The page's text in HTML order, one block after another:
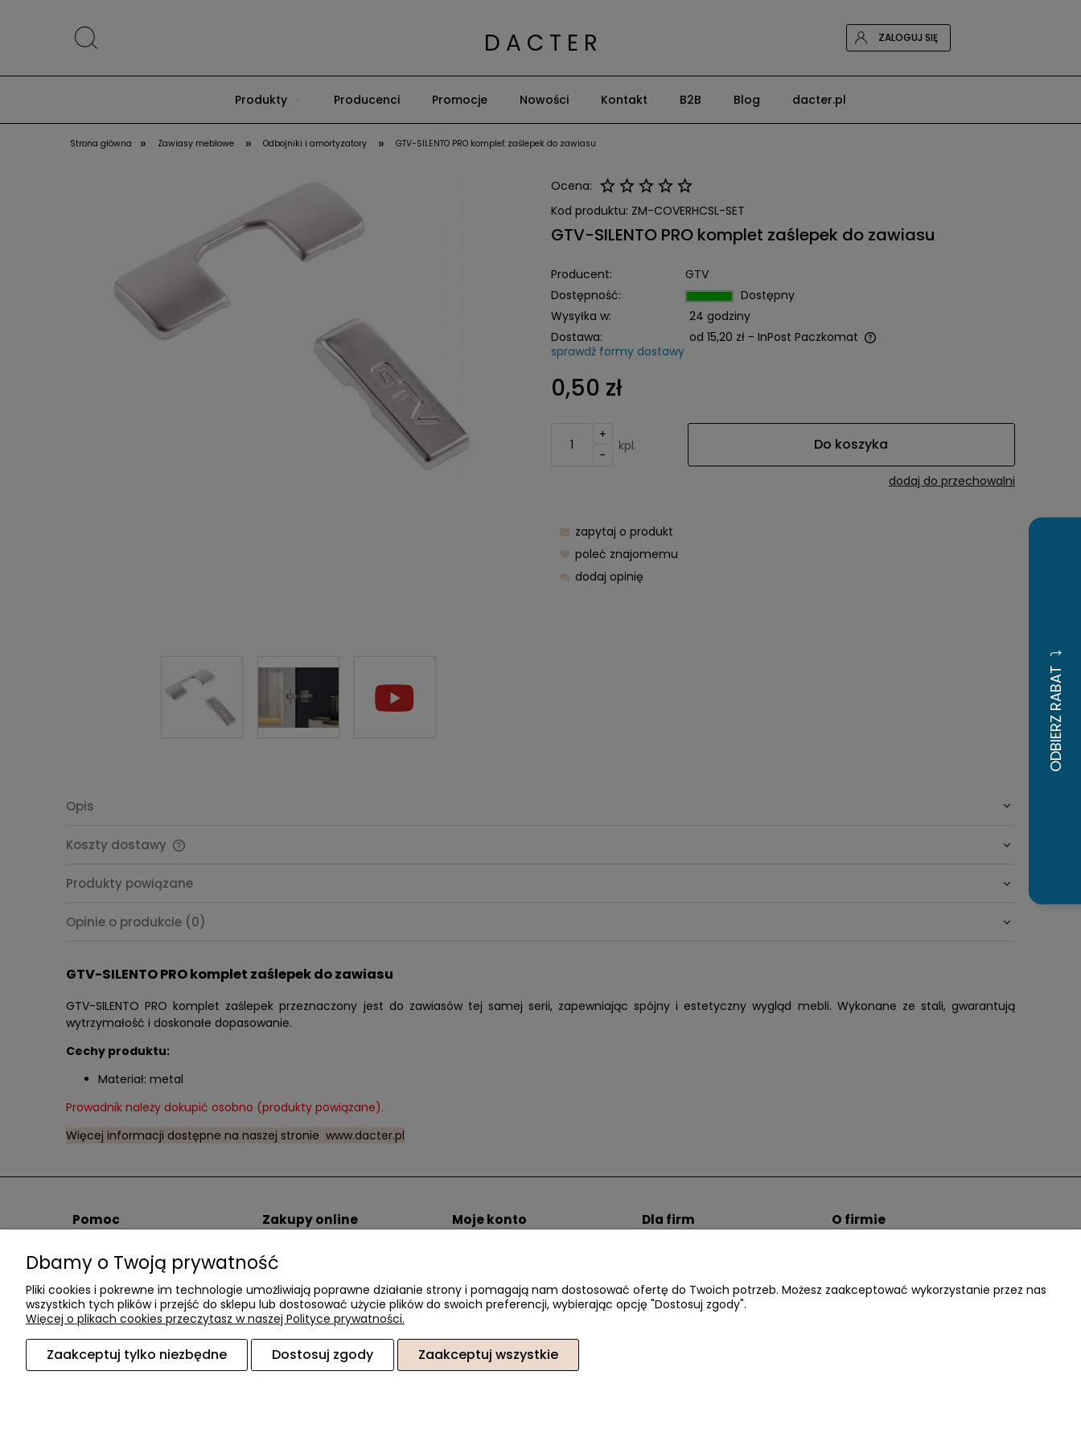
D A C T E R ZALOGUJ SIĘ
Produkty Producenci Promocje Nowości Kontakt B2B Blog dacter.pl
Strona główna » Zawiasy meblowe » Odbojniki i amortyzatory » GTV-SILENTO PRO komplet zaślepek do zawiasu
Ocena:
Kod produktu: ZM-COVERHCSL-SET
GTV-SILENTO PRO komplet zaślepek do zawiasu
Producent:
GTV
Dostępność:
Dostępny
Wysyłka w:
24 godziny
Dostawa:
od 15,20 zł - InPost Paczkomat
sprawdź formy dostawy
0,50 zł
+
-
kpl. Do koszyka
dodaj do przechowalni
zapytaj o produkt
poleć znajomemu
dodaj opinię
Opis
Koszty dostawy
Cena nie zawiera ewentualnych
Produkty powiązane
Opinie o produkcie (0)
GTV-SILENTO PRO komplet zaślepek do zawiasu
GTV-SILENTO PRO komplet zaślepek przeznaczony jest do zawiasów tej samej serii, zapewniając spójny i estetyczny wygląd mebli. Wykonane ze stali, gwarantują
wytrzymałość i doskonałe dopasowanie.
Cechy produktu:
Materiał: metal
Prowadnik należy dokupić osobno (produkty powiązane).
Więcej informacji dostępne na naszej stronie www.dacter.pl
Pomoc
Regulamin
Polityka Prywatności
Blog
Zakupy online
Sposoby płatności
Łatwe zwroty
Moje konto
Przechowalnia
Dla firm O firmie
dacter.pl
Akcesoria meblowe DAC TER | ul. Przepiórki 56, 02-410 Warszawa, woj. mazowieckie | E-mail:
Dbamy o Twoją prywatność
Pliki cookies i pokrewne im technologie umożliwiają poprawne działanie strony i pomagają nam dostosować ofertę do Twoich potrzeb. Możesz zaakceptować wykorzystanie przez nas
wszystkich tych plików i przejść do sklepu lub dostosować użycie plików do swoich preferencji, wybierając opcję "Dostosuj zgody".
Więcej o plikach cookies przeczytasz w naszej Polityce prywatności.
Zaakceptuj tylko niezbędne Dostosuj zgody Zaakceptuj wszystkie